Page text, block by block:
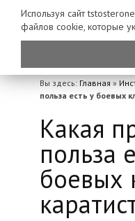
Вы здесь: Главная »
польза есть у боевых
Какая
польза
боевых
Используя сайт
файлов cookie, которые